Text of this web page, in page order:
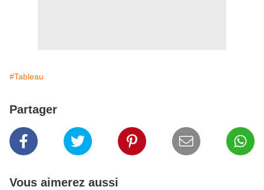
#Tableau
Partager
Vous aimerez aussi